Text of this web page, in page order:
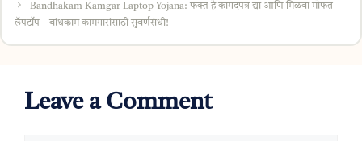
Bandhakam Kamgar Laptop Yojana: फक्त हे कागदपत्र द्या आणि मिळवा मोफत
लॅपटॉप – बांधकाम कामगारांसाठी सुवर्णसंधी!
Leave a Comment